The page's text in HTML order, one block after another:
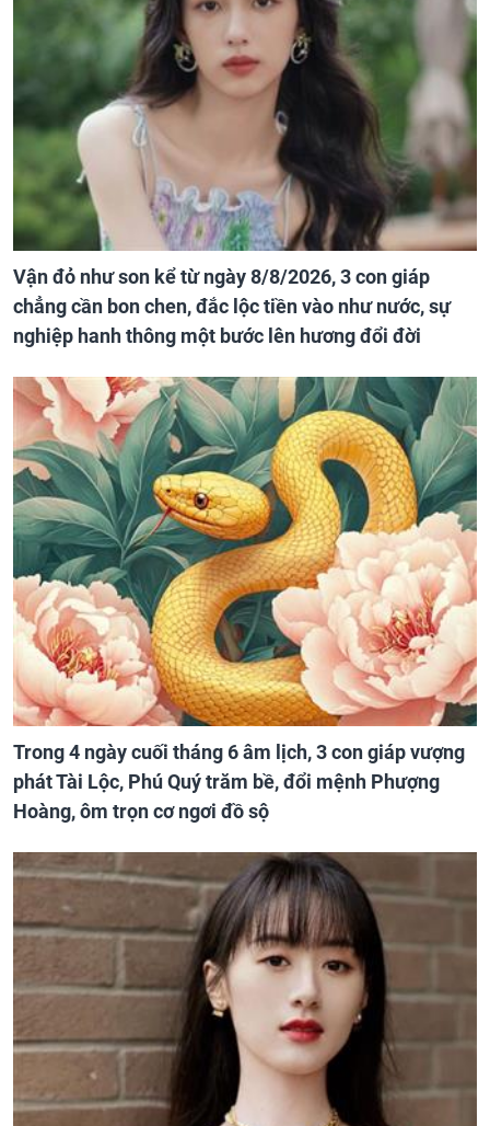
Vận đỏ như son kể từ ngày 8/8/2026, 3 con giáp
chẳng cần bon chen, đắc lộc tiền vào như nước, sự
nghiệp hanh thông một bước lên hương đổi đời
Trong 4 ngày cuối tháng 6 âm lịch, 3 con giáp vượng
phát Tài Lộc, Phú Quý trăm bề, đổi mệnh Phượng
Hoàng, ôm trọn cơ ngơi đồ sộ